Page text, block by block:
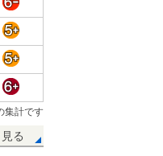
集計です
る